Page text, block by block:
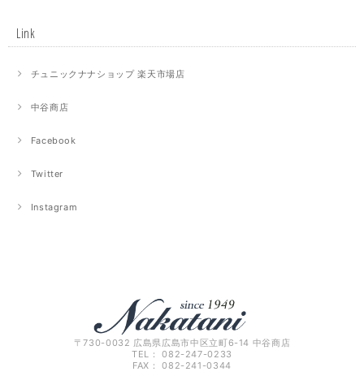
Link
チュニックナナショップ 楽天市場店
中谷商店
Facebook
Twitter
Instagram
〒730-0032 広島県広島市中区立町6-14 中谷商店
TEL： 082-247-0233
FAX： 082-241-0344